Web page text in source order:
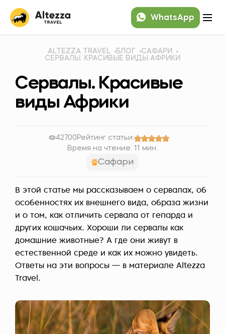
WhatsApp
ALTEZZA TRAVEL БЛОГ
САФАРИ
СЕРВАЛЫ. КРАСИВЫЕ ВИДЫ АФРИКИ
Сервалы. Красивые
виды Африки
42700 Рейтинг статьи:
Время на чтение: 11 мин.
Сафари
В этой статье мы рассказываем о сервалах, об
особенностях их внешнего вида, образа жизни
и о том, как отличить сервала от гепарда и
других кошачьих. Хороши ли сервалы как
домашние животные? А где они живут в
естественной среде и как их можно увидеть.
Ответы на эти вопросы — в материале Altezza
Travel.